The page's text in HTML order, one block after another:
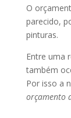
O
parecido,
pinturas.
Entre uma
também
Por isso a
orçamento